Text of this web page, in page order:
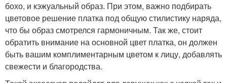
бохо, и кэжуальный образ. При этом, важно подбирать
цветовое решение платка под общую стилистику наряда,
что бы образ смотрелся гармоничным. Так же, стоит
обратить внимание на основной цвет платка, он должен
быть вашим комплиментарным цветом к лицу, добавлять
свежести и благородства.